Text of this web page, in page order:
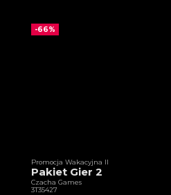
-66%
Promocja Wakacyjna II
Pakiet Gier 2
Czacha Games
3T35427